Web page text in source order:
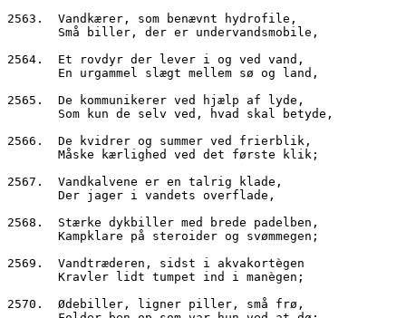
2563.  Vandkærer, som benævnt hydrofile,
       Små biller, der er undervandsmobile,
2564.  Et rovdyr der lever i og ved vand,
       En urgammel slægt mellem sø og land,
2565.  De kommunikerer ved hjælp af lyde,
       Som kun de selv ved, hvad skal betyde,
2566.  De kvidrer og summer ved frierblik,
       Måske kærlighed ved det første klik;
2567.  Vandkalvene er en talrig klade,
       Der jager i vandets overflade,
2568.  Stærke dykbiller med brede padelben,
       Kampklare på steroider og svømmegen;
2569.  Vandtræderen, sidst i akvakortègen
       Kravler lidt tumpet ind i manègen;
2570.  Ødebiller, ligner piller, små frø,